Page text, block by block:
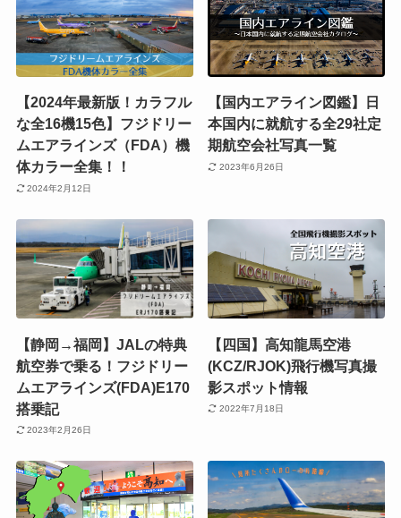
【2024年最新版！カラフル
な全16機15色】フジドリー
ムエアラインズ（FDA）機
体カラー全集！！
2024年2月12日
【国内エアライン図鑑】日
本国内に就航する全29社定
期航空会社写真一覧
2023年6月26日
【静岡→福岡】JALの特典
航空券で乗る！フジドリー
ムエアラインズ(FDA)E170
搭乗記
2023年2月26日
【四国】高知龍馬空港
(KCZ/RJOK)飛行機写真撮
影スポット情報
2022年7月18日